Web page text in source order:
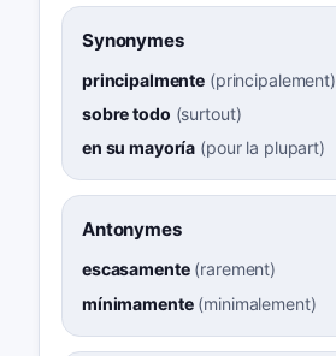
Synonymes
principalmente (principalement)
sobre todo (surtout)
en su mayoría (pour la plupart)
Antonymes
escasamente(rarement)
mínimamente(minimalement)